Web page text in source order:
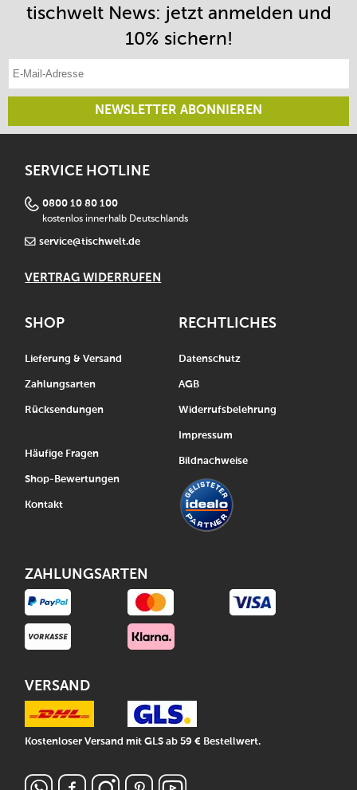
tischwelt News: jetzt anmelden und
10% sichern!
NEWSLETTER ABONNIEREN
SERVICE HOTLINE
0800 10 80 100
kostenlos innerhalb Deutschlands
service@tischwelt.de
VERTRAG WIDERRUFEN
SHOP
Lieferung & Versand
Zahlungsarten
Rücksendungen
Häufige Fragen
Shop-Bewertungen
Kontakt
RECHTLICHES
Datenschutz
AGB
Widerrufsbelehrung
Impressum
Bildnachweise
ZAHLUNGSARTEN
VERSAND
Kostenloser Versand mit GLS ab 59 € Bestellwert.